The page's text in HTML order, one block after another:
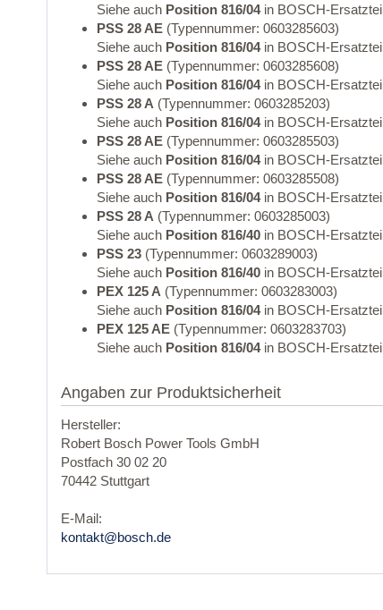
Siehe auch Position 816/04in BOSCH-
PSS 28 AE (Typennummer: 0603285603)
Siehe auch Position 816/04in BOSCH-
PSS 28 AE (Typennummer: 0603285608)
Siehe auch Position 816/04in BOSCH-
PSS 28 A (Typennummer: 0603285203)
Siehe auch Position 816/04in BOSCH-
PSS 28 AE (Typennummer: 0603285503)
Siehe auch Position 816/04in BOSCH-
PSS 28 AE (Typennummer: 0603285508)
Siehe auch Position 816/04in BOSCH-
PSS 28 A (Typennummer: 0603285003)
Siehe auch Position 816/40 in BOSCH-
PSS 23 (Typennummer: 0603289003)
Siehe auch Position 816/40 in BOSCH-
PEX 125 A (Typennummer: 0603283003)
Siehe auch Position 816/04in BOSCH-
PEX 125 AE (Typennummer: 0603283703)
Siehe auch Position 816/04in BOSCH-
Angaben zur Produktsicherheit
Hersteller:
Robert Bosch Power Tools GmbH
Postfach 30 02 20
70442 Stuttgart
E-Mail:
kontakt@bosch.de